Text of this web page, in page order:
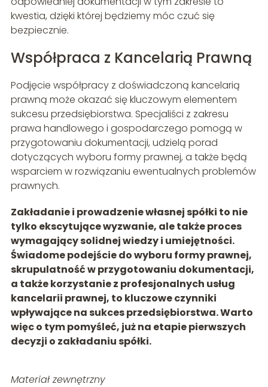
kwestia, dzięki której będziemy móc czuć się
bezpiecznie.
Współpraca z Kancelarią Prawną
Podjęcie współpracy z doświadczoną kancelarią
prawną może okazać się kluczowym elementem
sukcesu przedsiębiorstwa. Specjaliści z zakresu
prawa handlowego i gospodarczego pomogą w
przygotowaniu dokumentacji, udzielą porad
dotyczących wyboru formy prawnej, a także będą
wsparciem w rozwiązaniu ewentualnych problemów
prawnych.
Zakładanie i prowadzenie własnej spółki to nie
tylko ekscytujące wyzwanie, ale także proces
wymagający solidnej wiedzy i umiejętności.
Świadome podejście do wyboru formy prawnej,
skrupulatność w przygotowaniu dokumentacji,
a także korzystanie z profesjonalnych usług
kancelarii prawnej, to kluczowe czynniki
wpływające na sukces przedsiębiorstwa. Warto
więc o tym pomyśleć, już na etapie pierwszych
decyzji o zakładaniu spółki.
Materiał zewnętrzny